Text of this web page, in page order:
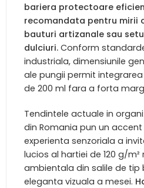
bariera protectoare
recomandata pentru mirii
bauturi artizanale sau
dulciuri. Conform
industriala, dimensiunile
ale pungii permit
de 200 ml fara a forta
Tendintele actuale in
din Romania pun un
experienta senzoriala a
lucios al hartiei de 120 g/
ambientala din salile de tip
eleganta vizuala a mesei.